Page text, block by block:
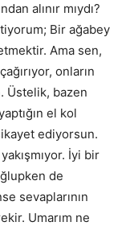
alınır mıydı?
Bir ağabey
Ama sen,
onların
Üstelik, bazen
el kol
ediyorsun.
İyi bir
de
sevaplarının
Umarım ne